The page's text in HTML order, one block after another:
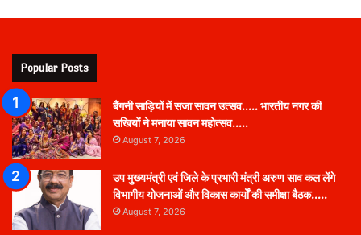
Popular Posts
बैंगनी साड़ियों में सजा सावन उत्सव….. भारतीय नगर की
सखियों ने मनाया सावन महोत्सव…..
August 7, 2026
उप मुख्यमंत्री एवं जिले के प्रभारी मंत्री अरुण साव कल लेंगे
विभागीय योजनाओं और विकास कार्यों की समीक्षा बैठक…..
August 7, 2026